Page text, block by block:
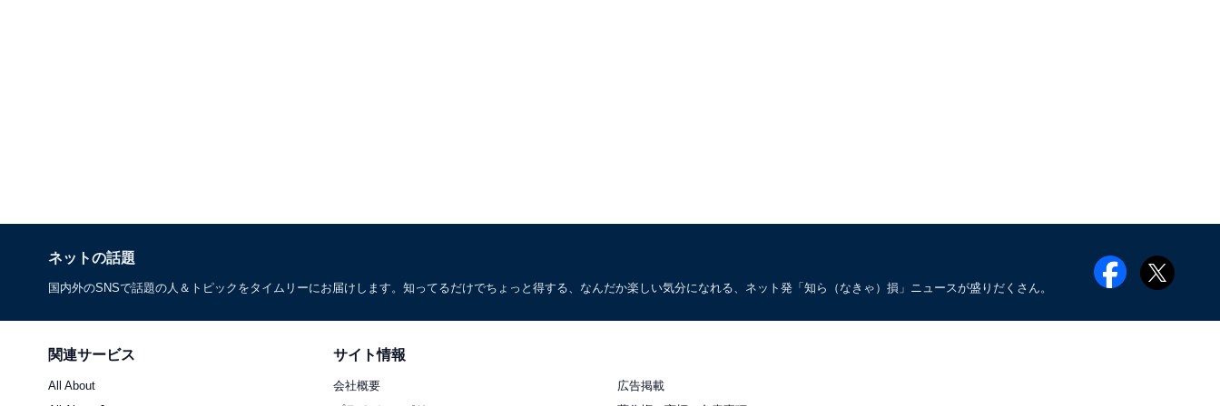
ネットの話題
国内外のSNSで話題の人＆トピックをタイムリーにお届けします。知ってるだけでちょっと得する、なんだか楽しい気分になれる、ネット発「知ら（なきゃ）損」ニュースが盛りだくさん。
関連サービス
All About
サイト情報
会社概要
広告掲載